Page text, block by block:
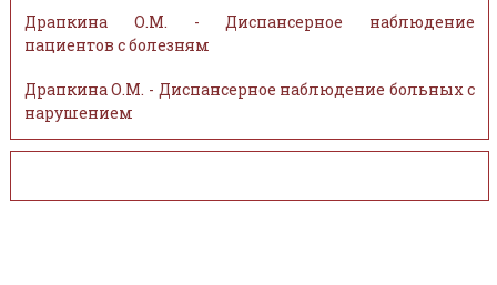
Драпкина О.М. - Диспансерное наблюдение
пациентов с болезням
Драпкина О.М. - Диспансерное наблюдение больных с
нарушением